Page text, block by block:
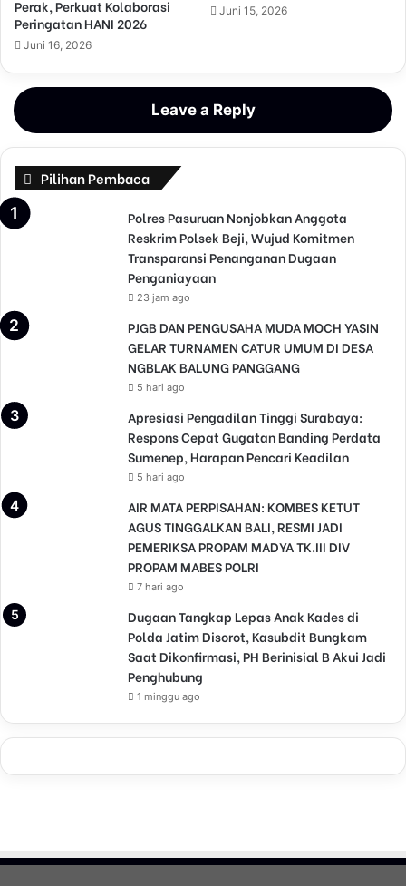
Perak, Perkuat Kolaborasi
Peringatan HANI 2026
Juni 16, 2026
Juni 15, 2026
Leave a Reply
Pilihan Pembaca
Polres Pasuruan Nonjobkan Anggota
Reskrim Polsek Beji, Wujud Komitmen
Transparansi Penanganan Dugaan
Penganiayaan
23 jam ago
PJGB DAN PENGUSAHA MUDA MOCH YASIN
GELAR TURNAMEN CATUR UMUM DI DESA
NGBLAK BALUNG PANGGANG
5 hari ago
Apresiasi Pengadilan Tinggi Surabaya:
Respons Cepat Gugatan Banding Perdata
Sumenep, Harapan Pencari Keadilan
5 hari ago
AIR MATA PERPISAHAN: KOMBES KETUT
AGUS TINGGALKAN BALI, RESMI JADI
PEMERIKSA PROPAM MADYA TK.III DIV
PROPAM MABES POLRI
7 hari ago
Dugaan Tangkap Lepas Anak Kades di
Polda Jatim Disorot, Kasubdit Bungkam
Saat Dikonfirmasi, PH Berinisial B Akui Jadi
Penghubung
1 minggu ago